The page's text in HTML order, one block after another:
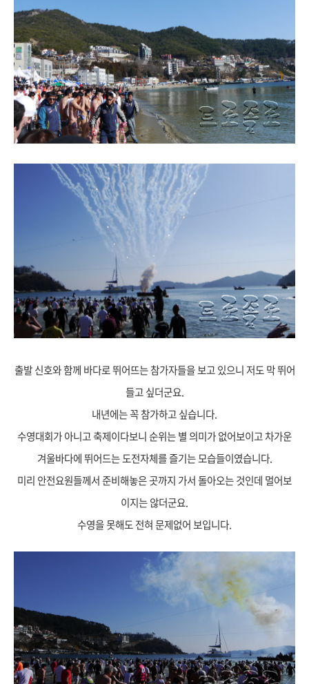
출발 신호와 함께 바다로 뛰어뜨는 참가자들을 보고 있으니 저도 막 뛰어
들고 싶더군요.
내년에는 꼭 참가하고 싶습니다.
수영대회가 아니고 축제이다보니 순위는 별 의미가 없어보이고 차가운
겨울바다에 뛰어드는 도전자체를 즐기는 모습들이였습니다.
미리 안전요원들께서 준비해놓은 곳까지 가서 돌아오는 것인데 멀어보
이지는 않더군요.
수영을 못해도 전혀 문제없어 보입니다.